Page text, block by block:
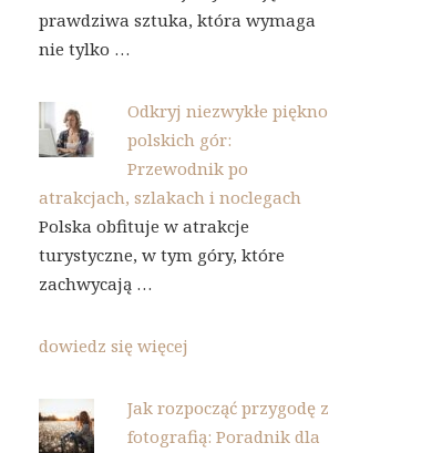
prawdziwa sztuka, która wymaga
nie tylko …
Odkryj niezwykłe piękno
polskich gór:
Przewodnik po
atrakcjach, szlakach i noclegach
Polska obfituje w atrakcje
turystyczne, w tym góry, które
zachwycają …
dowiedz się więcej
Jak rozpocząć przygodę z
fotografią: Poradnik dla